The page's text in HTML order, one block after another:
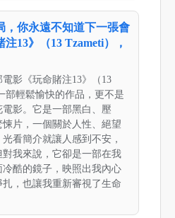
，你永遠不知道下一張會
13》（13 Tzameti），
影《玩命賭注13》（13
部輕鬆愉快的作品，更不是
影。它是一部黑白、壓
片，一個關於人性、絕望
看簡介就讓人感到不安，
我來說，它卻是一部在我
冷酷的鏡子，映照出我內心
，也讓我重新審視了生命